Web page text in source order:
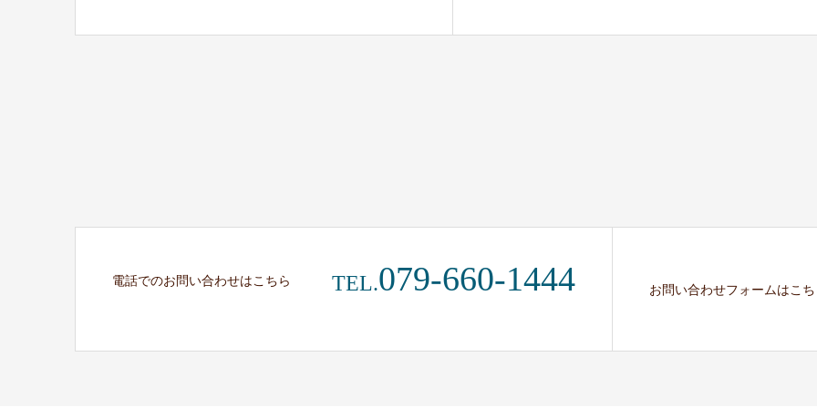
電話でのお問い合わせはこちら TEL.079-660-1444 お問い合わせフォームはこち